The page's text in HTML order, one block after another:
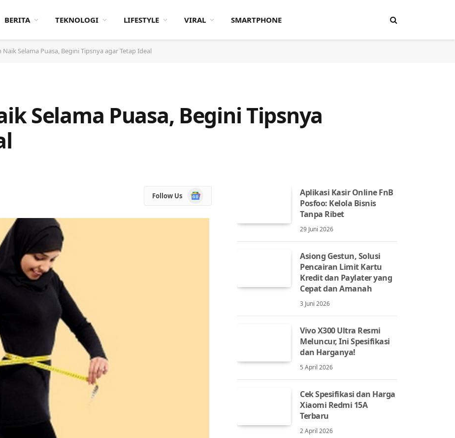
BERITA TEKNOLOGI LIFESTYLE VIRAL SMARTPHONE
Naik Selama Puasa, Begini Tipsnya agar Tetap Ideal
Selama Puasa, Begini Tipsnya
Follow Us
Google
News
Aplikasi Kasir Online FnB
Posfoo: Kelola Bisnis
Tanpa Ribet
29 Juni 2026
Asiong Gestun, Solusi
Pencairan Limit Kartu
Kredit dan Paylater yang
Cepat dan Amanah
3 Juni 2026
Vivo X300 Ultra Resmi
Meluncur, Ini Spesifikasi
dan Harganya!
5 April 2026
Cek Spesifikasi dan Harga
Xiaomi Redmi 15A
Terbaru
2 April 2026